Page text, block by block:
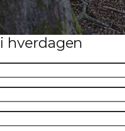
hverdagen